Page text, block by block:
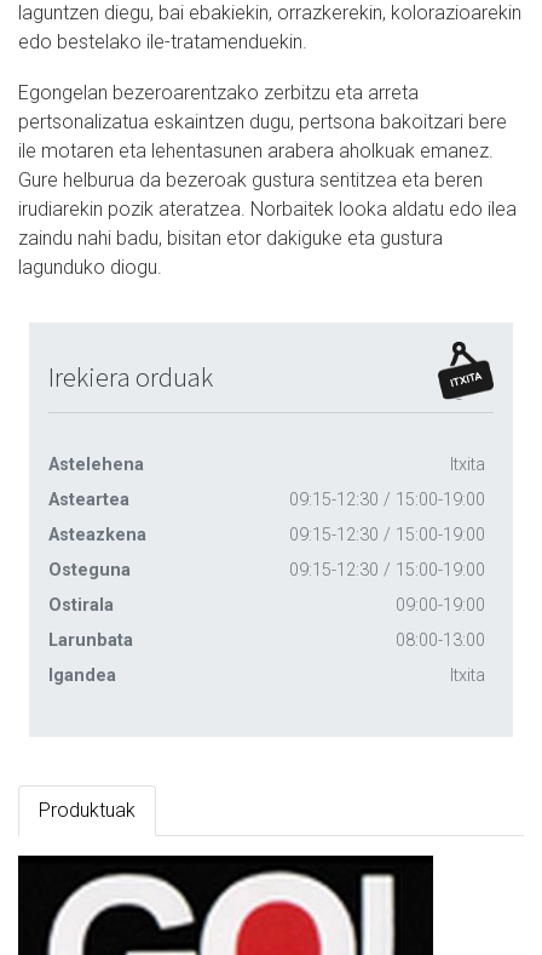
laguntzen diegu, bai ebakiekin, orrazkerekin, kolorazioarekin
edo bestelako ile-tratamenduekin.
Egongelan bezeroarentzako zerbitzu eta arreta
pertsonalizatua eskaintzen dugu, pertsona bakoitzari bere
ile motaren eta lehentasunen arabera aholkuak emanez.
Gure helburua da bezeroak gustura sentitzea eta beren
irudiarekin pozik ateratzea. Norbaitek looka aldatu edo ilea
zaindu nahi badu, bisitan etor dakiguke eta gustura
lagunduko diogu.
Irekiera orduak
Astelehena
Itxita
Asteartea
09:15-12:30 / 15:00-19:00
Asteazkena
09:15-12:30 / 15:00-19:00
Osteguna
09:15-12:30 / 15:00-19:00
Ostirala
09:00-19:00
Larunbata
08:00-13:00
Igandea
Itxita
Produktuak